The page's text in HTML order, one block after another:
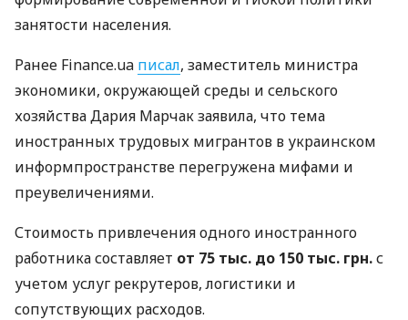
занятости населения.
Ранее Finance.ua писал, заместитель министра
экономики, окружающей среды и сельского
хозяйства Дария Марчак заявила, что тема
иностранных трудовых мигрантов в украинском
информпространстве перегружена мифами и
преувеличениями.
Стоимость привлечения одного иностранного
работника составляет от 75 тыс. до 150 тыс. грн.с
учетом услуг рекрутеров, логистики и
сопутствующих расходов.